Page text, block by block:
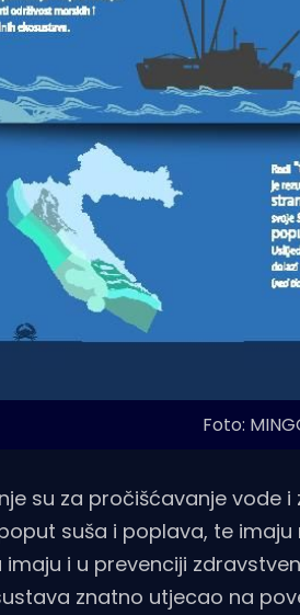
Foto:
su za pročišćavanje vode
suša i poplava, te
i u prevenciji
znatno utjecao na